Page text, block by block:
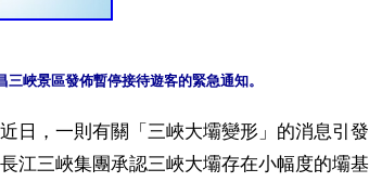
日，一則有關「三峽大壩變形」的消息引發
江三峽集團承認三峽大壩存在小幅度的壩基